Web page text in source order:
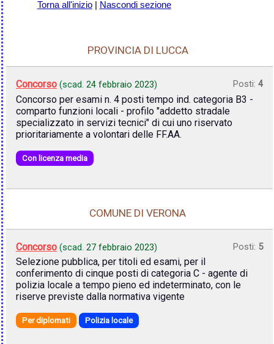
Torna all'inizio| Nascondi sezione
PROVINCIA DI LUCCA
Concorso (scad. 24 febbraio 2023) Posti: 4
Concorso per esami n. 4 posti tempo ind. categoria B3 -
comparto funzioni locali - profilo "addetto stradale
specializzato in servizi tecnici" di cui uno riservato
prioritariamente a volontari delle FF.AA.
Con licenza media
COMUNE DI VERONA
Concorso (scad. 27 febbraio 2023) Posti: 5
Selezione pubblica, per titoli ed esami, per il
conferimento di cinque posti di categoria C - agente di
polizia locale a tempo pieno ed indeterminato, con le
riserve previste dalla normativa vigente
Per diplomati Polizia locale